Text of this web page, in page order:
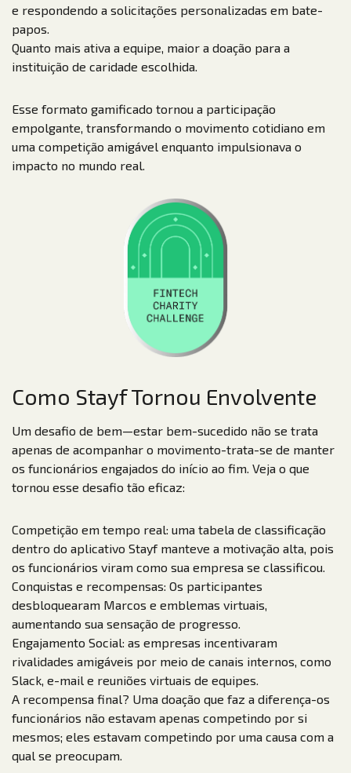
e respondendo a solicitações personalizadas em bate-
papos.
Quanto mais ativa a equipe, maior a doação para a
instituição de caridade escolhida.
Esse formato gamificado tornou a participação
empolgante, transformando o movimento cotidiano em
uma competição amigável enquanto impulsionava o
impacto no mundo real.
Como Stayf Tornou Envolvente
Um desafio de bem—estar bem-sucedido não se trata
apenas de acompanhar o movimento-trata-se de manter
os funcionários engajados do início ao fim. Veja o que
tornou esse desafio tão eficaz:
Competição em tempo real: uma tabela de classificação
dentro do aplicativo Stayf manteve a motivação alta, pois
os funcionários viram como sua empresa se classificou.
Conquistas e recompensas: Os participantes
desbloquearam Marcos e emblemas virtuais,
aumentando sua sensação de progresso.
Engajamento Social: as empresas incentivaram
rivalidades amigáveis por meio de canais internos, como
Slack, e-mail e reuniões virtuais de equipes.
A recompensa final? Uma doação que faz a diferença-os
funcionários não estavam apenas competindo por si
mesmos; eles estavam competindo por uma causa com a
qual se preocupam.